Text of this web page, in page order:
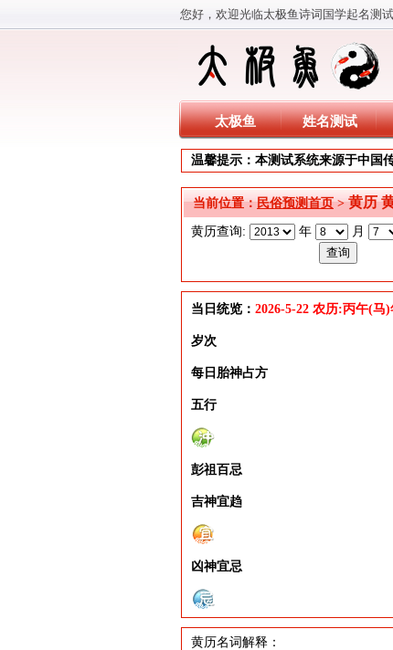
您好，欢迎光临太极鱼诗词国学起名测试
太极鱼 姓名测试
温馨提示：本测试系统来源于中国
当前位置：民俗预测首页>黄历
黄历查询: 年 月
当日统览： 2026-5-22 农历:丙午(马
岁次
每日胎神占方
五行
彭祖百忌
吉神宜趋
凶神宜忌
黄历名词解释：